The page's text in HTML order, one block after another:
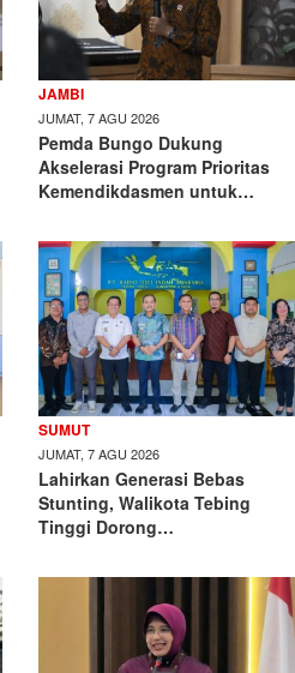
JAMBI
JUMAT, 7 AGU 2026
Pemda Bungo Dukung
Akselerasi Program Prioritas
Kemendikdasmen untuk…
SUMUT
JUMAT, 7 AGU 2026
Lahirkan Generasi Bebas
Stunting, Walikota Tebing
Tinggi Dorong…